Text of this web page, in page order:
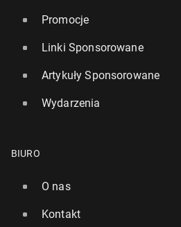
Promocje
Linki Sponsorowane
Artykuły Sponsorowane
Wydarzenia
BIURO
O nas
Kontakt